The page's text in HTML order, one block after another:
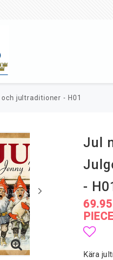
jultraditioner - H01
Jul
-
69.95
PIECE
Add
Kära